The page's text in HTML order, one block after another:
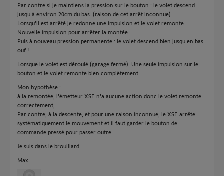
Par contre si je maintiens la pression sur le bouton : le volet descend
jusqu'à environ 20cm du bas. (raison de cet arrêt inconnue)
Lorsqu'il est arrêté je redonne une impulsion et le volet remonte.
Nouvelle impulsion pour arrêter la montée.
Puis à nouveau pression permanente : le volet descend bien jusqu'en bas.
ouf !
Lorsque le volet est déroulé (garage fermé). Une seule impulsion sur le
bouton et le volet remonte bien complètement.
Mon hypothèse :
à la remontée, l'émetteur XSE n'a aucune action donc le volet remonte
correctement,
Par contre, à la descente, et pour une raison inconnue, le XSE arrête
systématiquement le mouvement et il faut garder le bouton de
commande pressé pour passer outre.
Je suis dans le brouillard...
Max